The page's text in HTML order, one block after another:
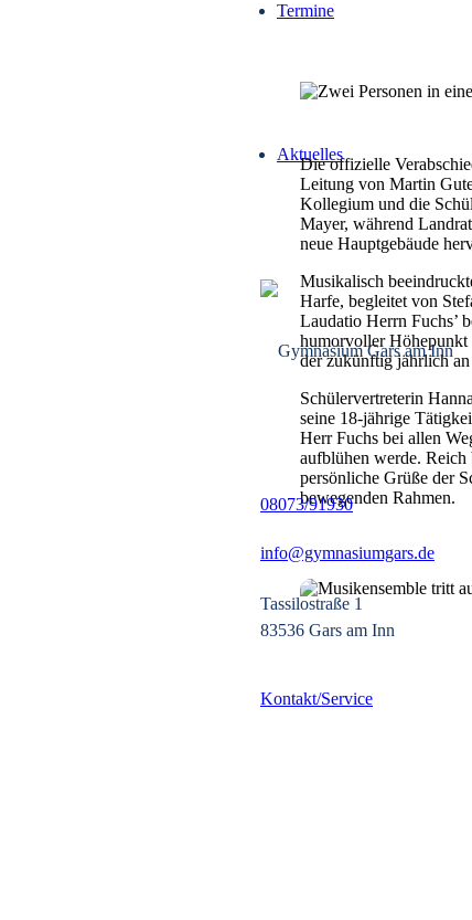
Termine
Aktuelles
08073/91930
info@gymnasiumgars.de
Tassilostraße 1
83536 Gars am Inn
Kontakt/Service
Die offizielle
Leitung von Martin
Kollegium und die
Mayer, während
neue Hauptgebäude
Musikalisch
Harfe, begleitet von
Laudatio Herrn Fuchs’
humorvoller Höhepunkt
der zukünftig jährlich
Schülervertreterin
seine 18-jährige
Herr Fuchs bei allen
aufblühen werde. Reich
persönliche Grüße der
bewegenden Rahmen.